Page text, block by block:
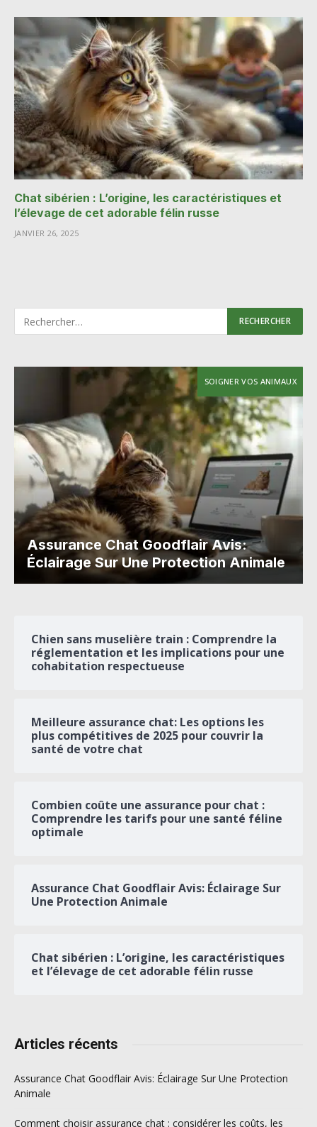
Chat sibérien : L’origine, les caractéristiques et
l’élevage de cet adorable félin russe
JANVIER 26, 2025
SOIGNER VOS ANIMAUX
Assurance Chat Goodflair Avis:
Éclairage Sur Une Protection Animale
Chien sans muselière train : Comprendre la
réglementation et les implications pour une
cohabitation respectueuse
Meilleure assurance chat: Les options les
plus compétitives de 2025 pour couvrir la
santé de votre chat
Combien coûte une assurance pour chat :
Comprendre les tarifs pour une santé féline
optimale
Assurance Chat Goodflair Avis: Éclairage Sur
Une Protection Animale
Chat sibérien : L’origine, les caractéristiques
et l’élevage de cet adorable félin russe
Articles récents
Assurance Chat Goodflair Avis: Éclairage Sur Une Protection
Animale
Comment choisir assurance chat : considérer les coûts, les